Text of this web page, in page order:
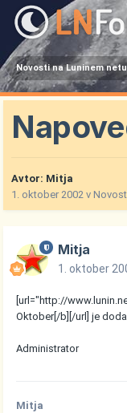
Novosti na Luninem netu
Avtor: Mitja
1. oktober 2002 v
Mitja
1. oktober
[url="http://
Oktober[/b][/url] je
Administrator
Mitja